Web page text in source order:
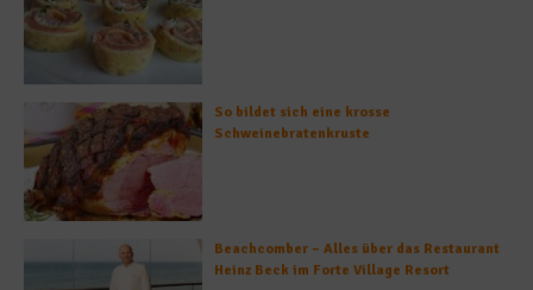
So bildet sich eine krosse
Schweinebratenkruste
Beachcomber – Alles über das Restaurant
Heinz Beck im Forte Village Resort